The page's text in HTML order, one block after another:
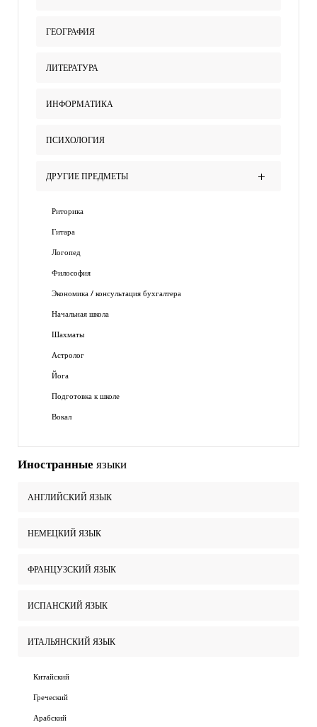
ГЕОГРАФИЯ
ЛИТЕРАТУРА
ИНФОРМАТИКА
ПСИХОЛОГИЯ
ДРУГИЕ ПРЕДМЕТЫ
Риторика
Гитара
Логопед
Философия
Экономика / консультация бухгалтера
Начальная школа
Шахматы
Астролог
Йога
Подготовка к школе
Вокал
Иностранные языки
АНГЛИЙСКИЙ ЯЗЫК
НЕМЕЦКИЙ ЯЗЫК
ФРАНЦУЗСКИЙ ЯЗЫК
ИСПАНСКИЙ ЯЗЫК
ИТАЛЬЯНСКИЙ ЯЗЫК
Китайский
Греческий
Арабский